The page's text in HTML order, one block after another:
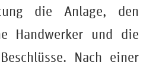
die Anlage, den
Handwerker und die
Nach einer